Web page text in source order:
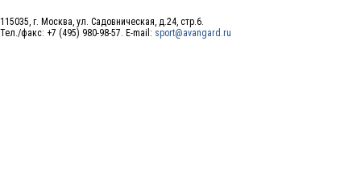
115035, г. Москва, ул. Садовническая, д.24, стр.6.
Тел./факс: +7 (495) 980-98-57. E-mail: sport@avangard.ru